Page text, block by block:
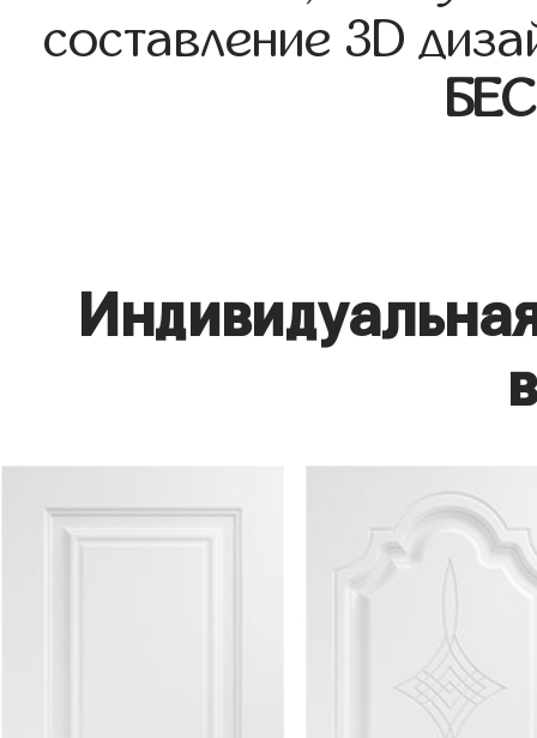
составление 3D